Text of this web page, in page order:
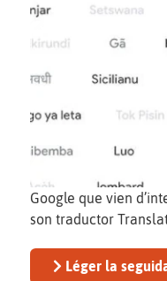
Google que vien
son traductor
Léger la